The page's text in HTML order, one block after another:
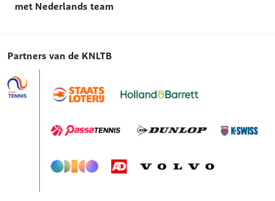
met Nederlands team
Partners van de KNLTB